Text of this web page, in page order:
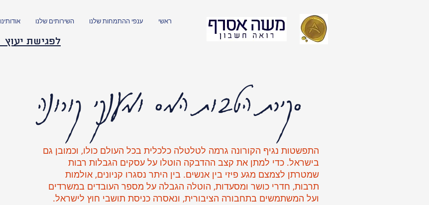
אודותינו השירותים שלנו ענפי ההתמחות שלנו ראשי
לפגישת יעוץ 054-2339144
סקירת הטבות המס ומענקי קורונה
התפשטות נגיף הקורונה גרמה לטלטלה כלכלית בכל העולם כולו, וכמובן גם
בישראל. כדי למתן את קצב ההדבקה הוטלו על עסקים הגבלות רבות
שמטרתן לצמצם מגע פיזי בין אנשים. בין היתר נסגרו קניונים, אולמות
תרבות, חדרי כושר ומסעדות, הוטלה הגבלה על מספר העובדים במשרדים
ועל המשתמשים בתחבורה הציבורית, ונאסרה כניסת תושבי חוץ לישראל.